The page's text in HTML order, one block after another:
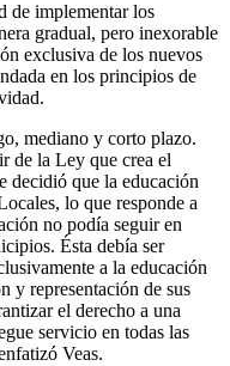
de implementar los
gradual, pero inexorable
exclusiva de los nuevos
en los principios de
mediano y corto plazo.
de la Ley que crea el
decidió que la educación
lo que responde a
no podía seguir en
Ésta debía ser
a la educación
y representación de sus
el derecho a una
servicio en todas las
Veas.